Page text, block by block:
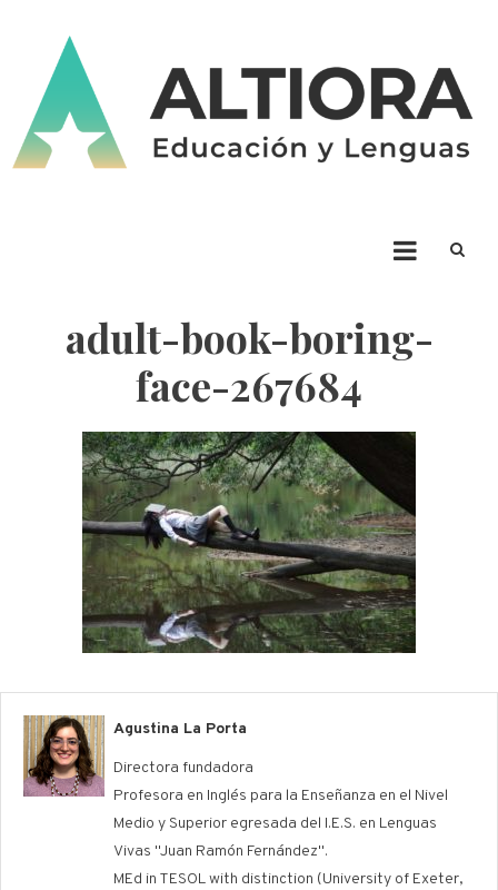
ALTIORA – Educación y
adult-book-boring-
face-267684
Agustina La Porta
Directora fundadora
Profesora en Inglés para la Enseñanza en el Nivel
Medio y Superior egresada del I.E.S. en Lenguas
Vivas "Juan Ramón Fernández".
MEd in TESOL with distinction (University of Exeter,